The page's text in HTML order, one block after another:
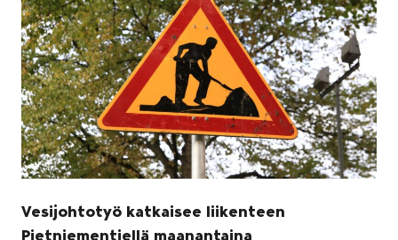
Vesijohtotyö katkaisee liikenteen
Pietniementiellä maanantaina